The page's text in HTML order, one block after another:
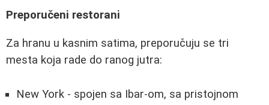
Preporučeni restorani
Za hranu u kasnim satima, preporučuju se tri
mesta koja rade do ranog jutra:
New York - spojen sa Ibar-om, sa pristojnom